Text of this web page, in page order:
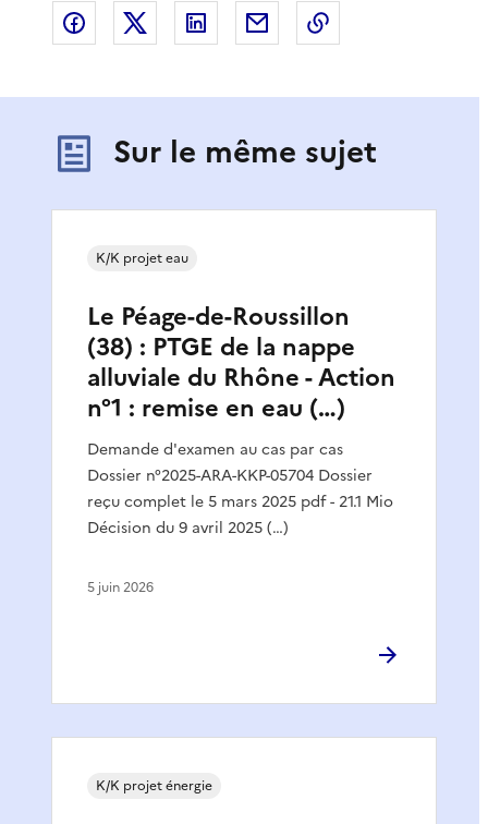
Partager sur Facebook
Partager sur XPartager sur LinkedIn
Partager par email
Sur le même sujet
Le Péage-de-Roussillon
(38) : PTGE de la nappe
alluviale du Rhône - Action
n°1 : remise en eau (…)
Demande d'examen au cas par cas
Dossier n°2025-ARA-KKP-05704 Dossier
reçu complet le 5 mars 2025 pdf - 21.1 Mio
Décision du 9 avril 2025 (…)
K/K projet eau
5 juin 2026
K/K projet énergie